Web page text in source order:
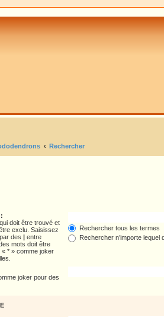
Rechercher
doit être trouvé et
exclu. Saisissez
des | entre
mots doit être
* » comme joker
Rechercher tous les termes
Rechercher n’importe lequel
joker pour des